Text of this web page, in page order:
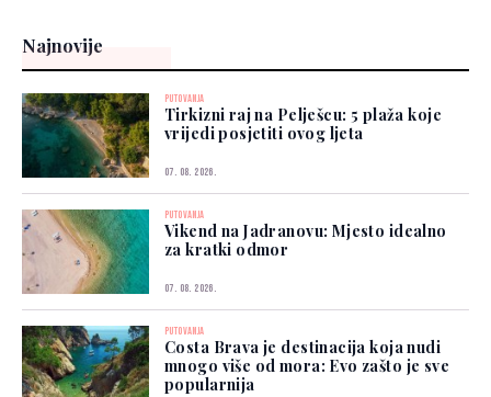
Najnovije
PUTOVANJA
Tirkizni raj na Pelješcu: 5 plaža koje
vrijedi posjetiti ovog ljeta
07. 08. 2026.
PUTOVANJA
Vikend na Jadranovu: Mjesto idealno
za kratki odmor
07. 08. 2026.
PUTOVANJA
Costa Brava je destinacija koja nudi
mnogo više od mora: Evo zašto je sve
popularnija